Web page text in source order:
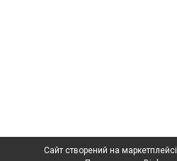
Сайт створений на маркетплейсі